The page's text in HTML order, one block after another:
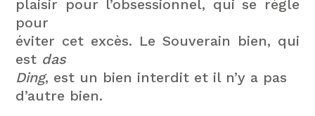
plaisir pour l’obsessionnel, qui se règle
pour
éviter cet excès. Le Souverain bien, qui
est das
Ding, est un bien interdit et il n’y a pas
d’autre bien.